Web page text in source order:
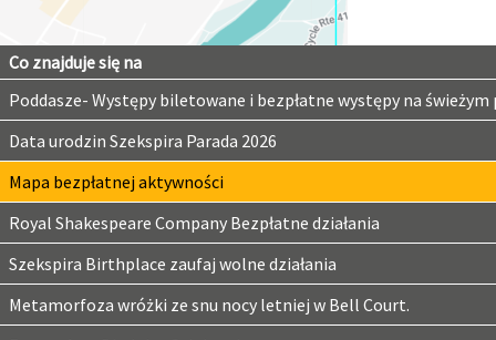
Co znajduje się na
Poddasze- Występy biletowane i bezpłatne występy na
Data urodzin Szekspira Parada 2026
Mapa bezpłatnej aktywności
Royal Shakespeare Company Bezpłatne działania
Szekspira Birthplace zaufaj wolne działania
Metamorfoza wróżki ze snu nocy letniej w Bell Court.